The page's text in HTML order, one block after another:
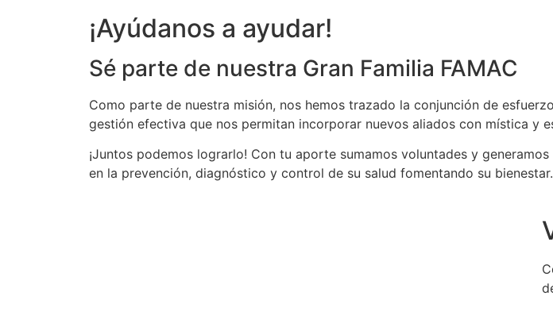
¡Ayúdanos a ayudar!
Sé parte de nuestra Gran Familia FAMAC
Como parte de nuestra misión, nos hemos trazado la conjunción de
gestión efectiva que nos permitan incorporar nuevos aliados con mística y
¡Juntos podemos lograrlo! Con tu aporte sumamos voluntades y
en la prevención, diagnóstico y control de su salud fomentando su bienestar.